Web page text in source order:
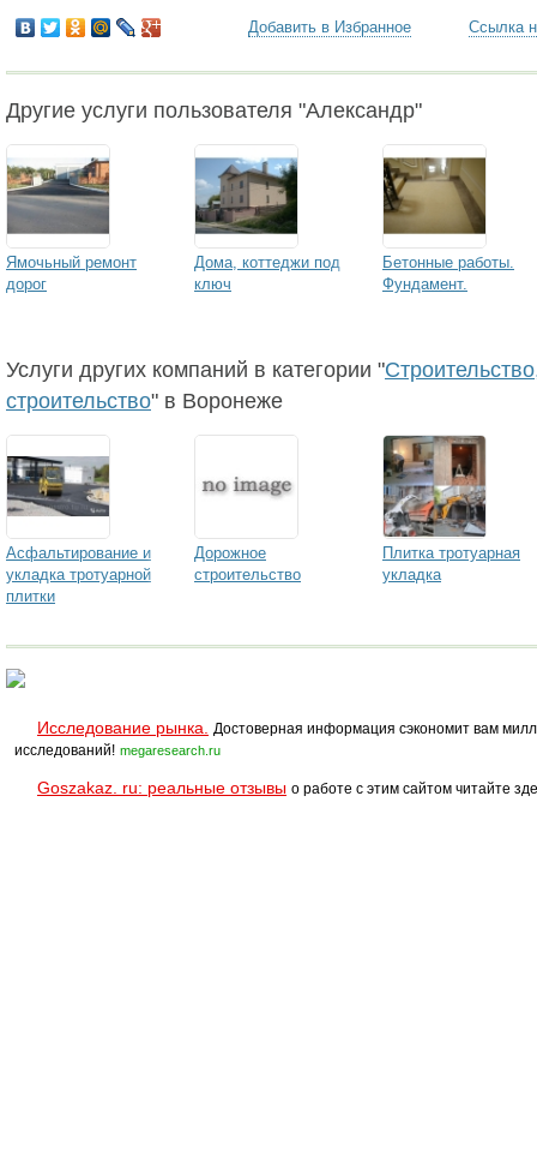
Добавить в Избранное Ссылка
Другие услуги пользователя "Александр"
Ямочьный ремонт
дорог
Дома, коттеджи под
ключ
Бетонные работы.
Фундамент.
Услуги других компаний в категории "
строительство" в Воронеже
Асфальтирование и
укладка тротуарной
плитки
Дорожное
строительство
Плитка тротуарная
укладка
Исследование рынка.
Достоверная информация сэкономит вам
исследований! megaresearch.ru
Goszakaz. ru: реальные отзывы о работе с этим сайтом читайте